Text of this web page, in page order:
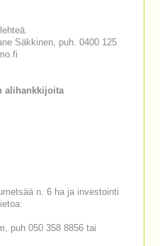
Säkkinen, puh. 0400 125
alihankkijoita
n. 6 ha ja investointi
puh 050 358 8856 tai